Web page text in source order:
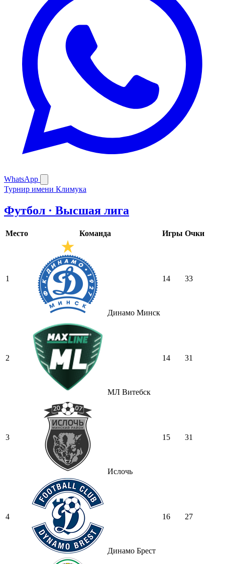
WhatsApp
Турнир имени Климука
Футбол · Высшая лига
Место Команда Игры Очки
1
Динамо Минск
14 33
2
МЛ Витебск
14 31
3
Ислочь
15 31
4
Динамо Брест
16 27